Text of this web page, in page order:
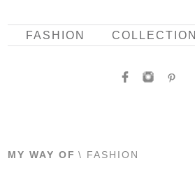
FASHION COLLECTION
MY WAY OF \ FASHION